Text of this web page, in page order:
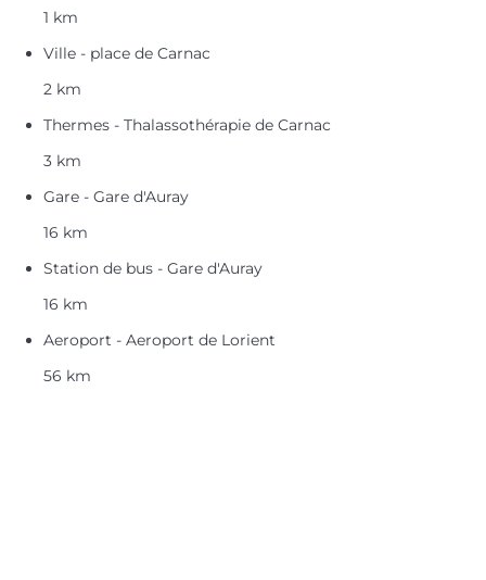
1 km
Ville - place de Carnac
2 km
Thermes - Thalassothérapie de Carnac
3 km
Gare - Gare d'Auray
16 km
Station de bus - Gare d'Auray
16 km
Aeroport - Aeroport de Lorient
56 km